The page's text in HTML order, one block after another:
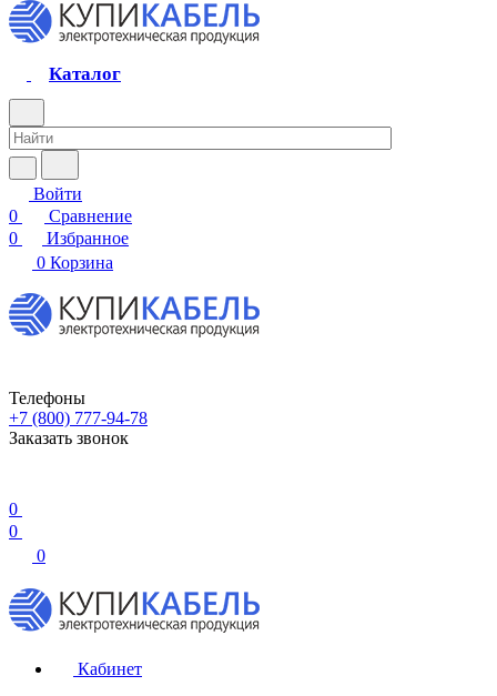
Каталог
Войти
0
Сравнение
0
Избранное
0 Корзина
Телефоны
+7 (800) 777-94-78
Заказать звонок
0
0
0
Кабинет